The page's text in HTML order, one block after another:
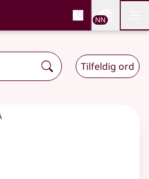
og
NN
Tilfeldig ord